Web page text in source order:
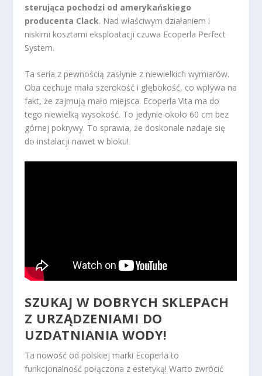
sterująca pochodzi od amerykańskiego
producenta Clack. Nad właściwym działaniem i
niskimi kosztami eksploatacji czuwa Ecoperla Perfect
System.
Ta seria z pewnością zasłynie z niewielkich wymiarów.
Oba cechuje mała szerokość i głębokość, co wpływa na
fakt, że zajmują mało miejsca. Ecoperla Vita ma do
tego niewielką wysokość. To jedynie około 60 cm bez
górnej pokrywy. To sprawia, że doskonale nadaje się
do instalacji nawet w bloku!
SZUKAJ W DOBRYCH SKLEPACH
Z URZĄDZENIAMI DO
UZDATNIANIA WODY!
Ta nowość od polskiej marki Ecoperla to
funkcjonalność połączona z estetyką! Warto zwrócić